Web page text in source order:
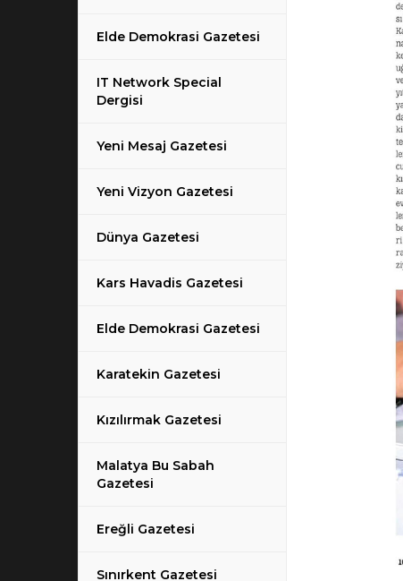
Elde Demokrasi Gazetesi
IT Network Special
Dergisi
Yeni Mesaj Gazetesi
Yeni Vizyon Gazetesi
Dünya Gazetesi
Kars Havadis Gazetesi
Elde Demokrasi Gazetesi
Karatekin Gazetesi
Kızılırmak Gazetesi
Malatya Bu Sabah
Gazetesi
Ereğli Gazetesi
Sınırkent Gazetesi